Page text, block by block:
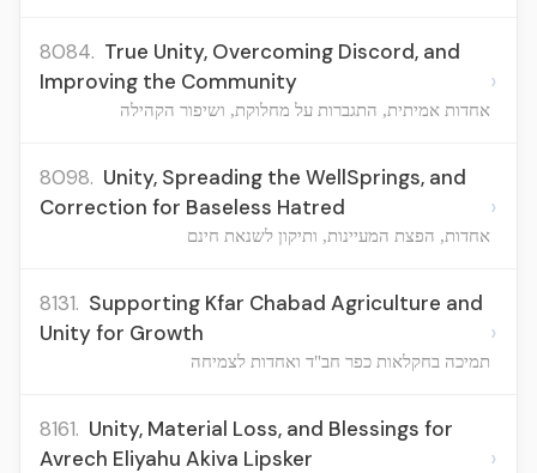
8084. True Unity, Overcoming Discord, and
Improving the Community
אחדות אמיתית, התגברות על מחלוקת, ושיפור הקהילה
›
8098. Unity, Spreading the WellSprings, and
Correction for Baseless Hatred
אחדות, הפצת המעיינות, ותיקון לשנאת חינם
›
8131. Supporting Kfar Chabad Agriculture and
Unity for Growth
תמיכה בחקלאות כפר חב"ד ואחדות לצמיחה
›
8161. Unity, Material Loss, and Blessings for
Avrech Eliyahu Akiva Lipsker
›